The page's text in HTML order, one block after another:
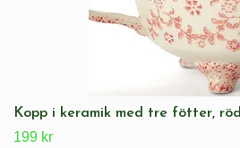
Kopp i keramik med tre fötter, röd
199 kr